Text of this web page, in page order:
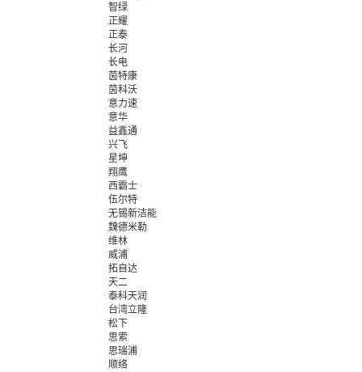
智绿
正耀
正泰
长河
长电
茵特康
茵科沃
意力速
意华
益鑫通
兴飞
星坤
翔鹰
西霸士
伍尔特
无锡新洁能
魏德米勒
维林
威浦
拓自达
天二
泰科天润
台湾立隆
松下
思索
思瑞浦
顺络